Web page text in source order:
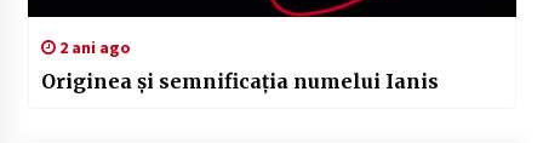
2 ani ago
Originea și semnificația numelui Ianis